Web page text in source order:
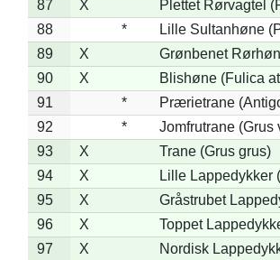
87
X
Plettet Rørvagtel
88
*
Lille Sultanhøne
89
X
Grønbenet
90
X
Blishøne (Fulica
91
*
Prærietrane
92
*
Jomfrutrane (Grus
93
X
Trane (Grus grus)
94
X
Lille Lappedykker
95
X
Gråstrubet
96
X
Toppet
97
X
Nordisk